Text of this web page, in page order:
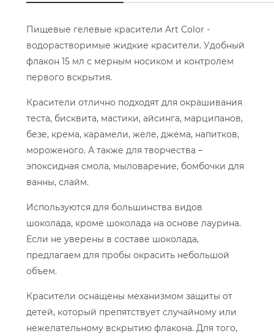
Пищевые гелевые красители Art Color -
водорастворимые жидкие красители. Удобный
флакон 15 мл с мерным носиком и контролем
первого вскрытия.
Красители отлично подходят для окрашивания
теста, бисквита, мастики, айсинга, марципанов,
безе, крема, карамели, желе, джема, напитков,
мороженого. А также для творчества –
эпоксидная смола, мыловарение, бомбочки для
ванны, слайм.
Используются для большинства видов
шоколада, кроме шоколада на основе лаурина.
Если не уверены в составе шоколада,
предлагаем для пробы окрасить небольшой
объем.
Красители оснащены механизмом защиты от
детей, который препятствует случайному или
нежелательному вскрытию флакона. Для того,